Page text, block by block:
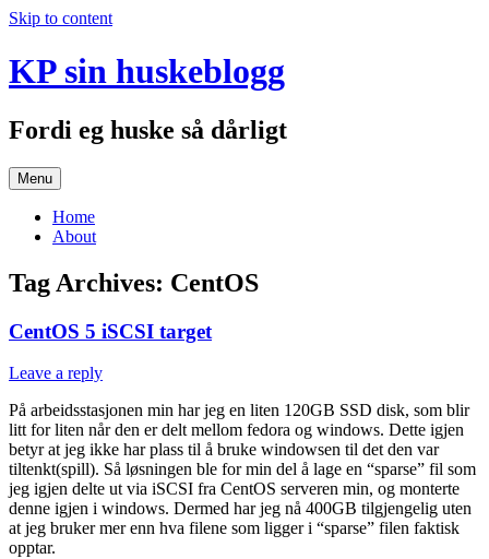
Skip to content
KP sin huskeblogg
Fordi eg huske så dårligt
Menu
Home
About
Tag Archives: CentOS
CentOS 5 iSCSI target
Leave a reply
På arbeidsstasjonen min har jeg en liten 120GB SSD disk, som blir
litt for liten når den er delt mellom fedora og windows. Dette igjen
betyr at jeg ikke har plass til å bruke windowsen til det den var
tiltenkt(spill). Så løsningen ble for min del å lage en “sparse” fil som
jeg igjen delte ut via iSCSI fra CentOS serveren min, og monterte
denne igjen i windows. Dermed har jeg nå 400GB tilgjengelig uten
at jeg bruker mer enn hva filene som ligger i “sparse” filen faktisk
opptar.